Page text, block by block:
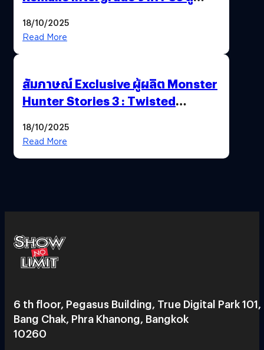
18/10/2025
Read More
สัมภาษณ์ Exclusive ผู้ผลิต Monster
Hunter Stories 3 : Twisted
สวยฉ่ำ !
18/10/2025
Read More
6 th floor, Pegasus Building, True Digital Park 101,
Bang Chak, Phra Khanong, Bangkok
10260